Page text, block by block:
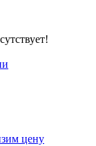
цену